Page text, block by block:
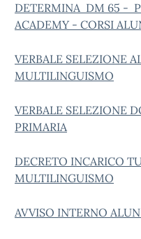
DETERMINA DM 65 -
ACADEMY - CORSI
VERBALE SELEZIONE
MULTILINGUISMO
VERBALE SELEZIONE
PRIMARIA
DECRETO INCARICO
MULTILINGUISMO
AVVISO INTERNO